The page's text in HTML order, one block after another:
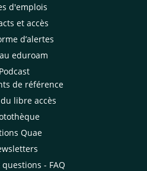
d'emplois
et accès
d’alertes
eduroam
Podcast
de référence
libre accès
Quae
- FAQ